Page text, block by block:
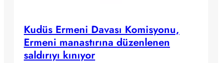
Kudüs Ermeni Davası Komisyonu,
Ermeni manastırına düzenlenen
saldırıyı kınıyor